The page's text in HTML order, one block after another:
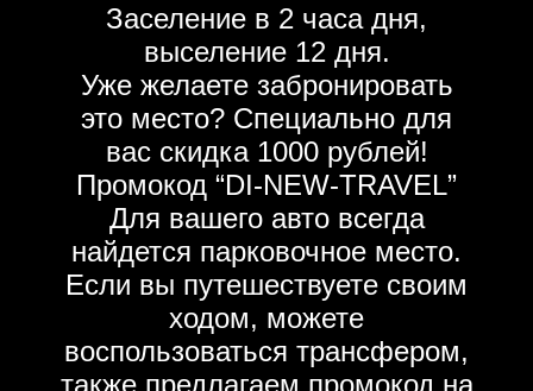
Заселение в 2 часа дня,
выселение 12 дня.
Уже желаете забронировать
это место? Специально для
вас скидка 1000 рублей!
Промокод “DI-NEW-TRAVEL”
Для вашего авто всегда
найдется парковочное место.
Если вы путешествуете своим
ходом, можете
воспользоваться трансфером,
также предлагаем промокод на